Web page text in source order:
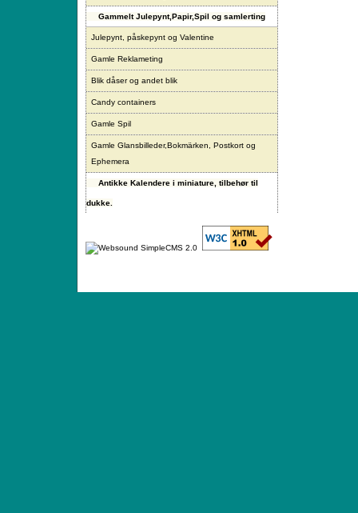
Gammelt Julepynt,Papir,Spil og samlerting
Julepynt, påskepynt og Valentine
Gamle Reklameting
Blik dåser og andet blik
Candy containers
Gamle Spil
Gamle Glansbilleder,Bokmärken, Postkort og
Ephemera
Antikke Kalendere i miniature, tilbehør til
dukke.